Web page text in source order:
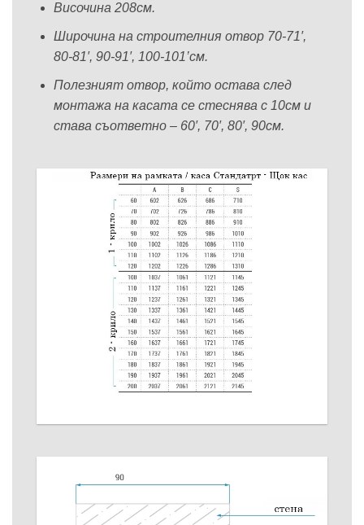
Височина 208см.
Широчина на строителния отвор 70-71′,
80-81′, 90-91′, 100-101’см.
Полезният отвор, който остава след
монтажа на касата се стеснява с 10см и
става съответно – 60′, 70′, 80′, 90см.